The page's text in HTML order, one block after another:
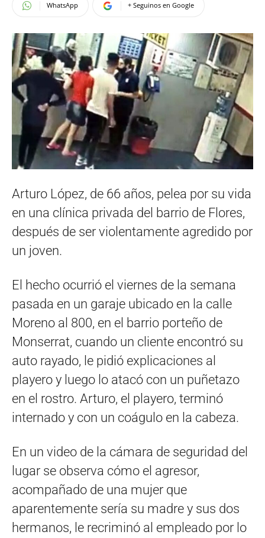
WhatsApp + Seguinos en Google
Arturo López, de 66 años, pelea por su vida
en una clínica privada del barrio de Flores,
después de ser violentamente agredido por
un joven.
El hecho ocurrió el viernes de la semana
pasada en un garaje ubicado en la calle
Moreno al 800, en el barrio porteño de
Monserrat, cuando un cliente encontró su
auto rayado, le pidió explicaciones al
playero y luego lo atacó con un puñetazo
en el rostro. Arturo, el playero, terminó
internado y con un coágulo en la cabeza.
En un video de la cámara de seguridad del
lugar se observa cómo el agresor,
acompañado de una mujer que
aparentemente sería su madre y sus dos
hermanos, le recriminó al empleado por lo